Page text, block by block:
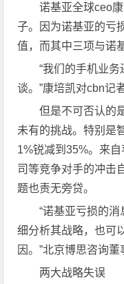
诺基亚全球ceo
子。因为诺基亚的亏
值，而其中三项与诺
“我们的手机业
谈。”康培凯对cbn记
但是不可否认的
未有的挑战。特别是
1%锐减到35%。来
司等竞争对手的冲击
题也责无旁贷。
“诺基亚亏损的
细分析其战略，也可
因。”北京博思咨询
两大战略失误